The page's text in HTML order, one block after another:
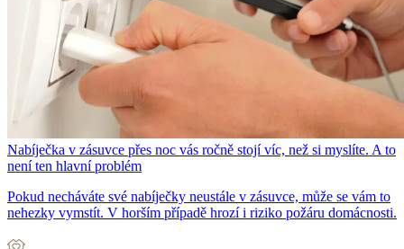
Nabíječka v zásuvce přes noc vás ročně stojí víc, než si myslíte. A to
není ten hlavní problém
Pokud necháváte své nabíječky neustále v zásuvce, může se vám to
nehezky vymstít. V horším případě hrozí i riziko požáru domácnosti.